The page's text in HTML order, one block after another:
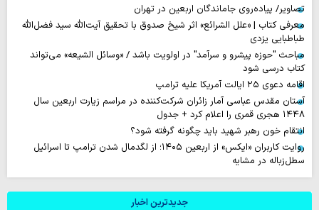
تصاویر/ پیاده‌روی جاماندگان اربعین در تهران
معرفی کتاب | «علل الشرائع» اثر شیخ صدوق با تحقیق آیت‌الله سید فضل‌الله
طباطبایی یزدی
مباحث "حوزه پیشرو و سرآمد" در اولویت باشد / «وسائل الشیعه» می‌تواند
کتاب درسی شود
اقامه دعوی ۲۵ ایالت آمریکا علیه ترامپ
آستان مقدس عباسی آمار زائران شرکت‌کننده در مراسم زیارت اربعین سال
۱۴۴۸ هجری قمری را اعلام کرد + جدول
انتقام خون رهبر شهید باید چگونه گرفته شود؟
روایت‌ کاربران «ایکس» از اربعین ۱۴۰۵؛ از لگدمال شدن ترامپ تا اسرائیل
سطل‌زباله‌ در مشایه
جدیدترین اخبار